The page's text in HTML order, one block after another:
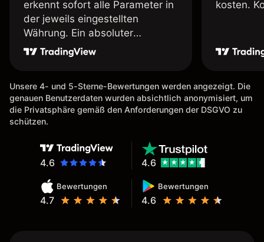
erkennt sofort alle Parameter in
der jeweils eingestellten
Währung. Ein absoluter
Pluspunkt an dieser Stelle.
kosten.
Unsere 4- und 5-Sterne-Bewertungen werden angezeigt. Die
genauen Benutzerdaten wurden absichtlich anonymisiert, um
die Privatsphäre gemäß den Anforderungen der DSGVO zu
schützen.
4.6
Bewertungen
4.7
Bewertungen
4.6
4.6